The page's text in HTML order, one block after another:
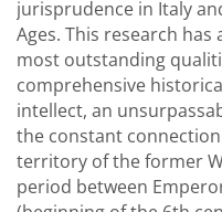
jurisprudence in Italy
Ages. This research
most outstanding
comprehensive
intellect, an
the constant
territory of the former
period between